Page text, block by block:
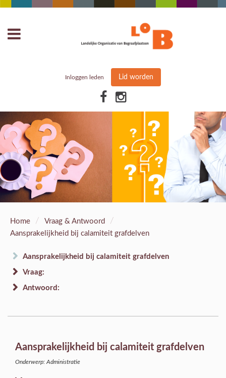
Inloggen leden Lid worden
Home / Vraag & Antwoord /
Aansprakelijkheid bij calamiteit grafdelven
Aansprakelijkheid bij calamiteit grafdelven
Vraag:
Antwoord:
Aansprakelijkheid bij calamiteit grafdelven
Onderwerp: Administratie